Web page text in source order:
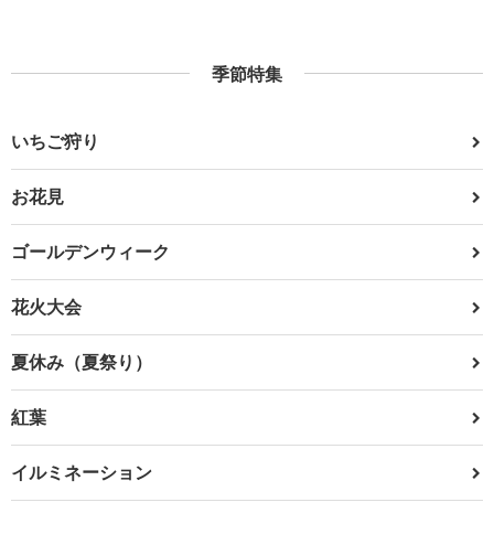
季節特集
いちご狩り
お花見
ゴールデンウィーク
花火大会
夏休み（夏祭り）
紅葉
イルミネーション